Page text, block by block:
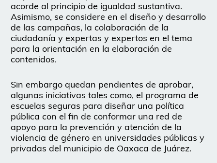
acorde al principio de igualdad sustantiva.
Asimismo, se considere en el diseño y desarrollo
de las campañas, la colaboración de la
ciudadanía y expertas y expertos en el tema
para la orientación en la elaboración de
contenidos.
Sin embargo quedan pendientes de aprobar,
algunas iniciativas tales como, el programa de
escuelas seguras para diseñar una política
pública con el fin de conformar una red de
apoyo para la prevención y atención de la
violencia de género en universidades públicas y
privadas del municipio de Oaxaca de Juárez.